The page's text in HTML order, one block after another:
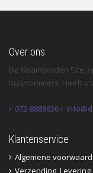
Over ons
De Naamborden Site,
huisnummers. Heeft u
072-8888636
Klantenservice
Algemene
Verzending, Levering